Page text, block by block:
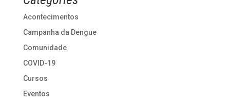
Acontecimentos
Campanha da Dengue
Comunidade
COVID-19
Cursos
Eventos